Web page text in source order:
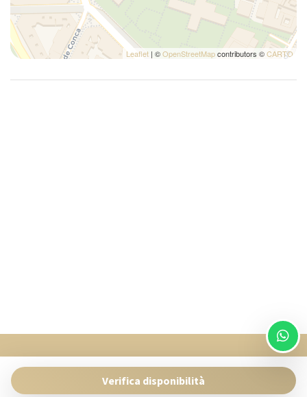
Leaflet | ©OpenStreetMapcontributors ©CARTO
Verifica disponibilità
Pasaje Giner 2 bis Valencia 46001
Contact:reservas@singularstays.com- +34665313223